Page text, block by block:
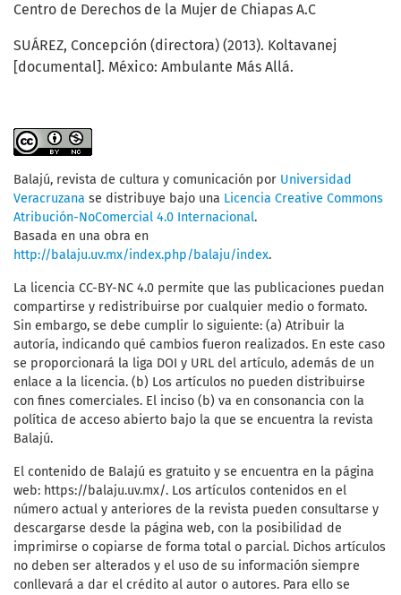
Centro de Derechos de la Mujer de Chiapas A.C
SUÁREZ, Concepción (directora) (2013). Koltavanej
[documental]. México: Ambulante Más Allá.
Balajú, revista de cultura y comunicación por Universidad
Veracruzana se distribuye bajo una Licencia Creative Commons
Atribución-NoComercial 4.0 Internacional.
Basada en una obra en
http://balaju.uv.mx/index.php/balaju/index.
La licencia CC-BY-NC 4.0 permite que las publicaciones puedan
compartirse y redistribuirse por cualquier medio o formato.
Sin embargo, se debe cumplir lo siguiente: (a) Atribuir la
autoría, indicando qué cambios fueron realizados. En este caso
se proporcionará la liga DOI y URL del artículo, además de un
enlace a la licencia. (b) Los artículos no pueden distribuirse
con fines comerciales. El inciso (b) va en consonancia con la
política de acceso abierto bajo la que se encuentra la revista
Balajú.
El contenido de Balajú es gratuito y se encuentra en la página
web: https://balaju.uv.mx/. Los artículos contenidos en el
número actual y anteriores de la revista pueden consultarse y
descargarse desde la página web, con la posibilidad de
imprimirse o copiarse de forma total o parcial. Dichos artículos
no deben ser alterados y el uso de su información siempre
conllevará a dar el crédito al autor o autores. Para ello se